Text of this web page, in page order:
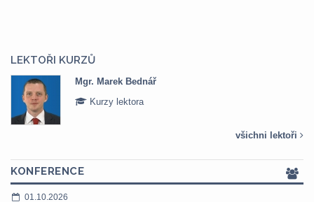
LEKTOŘI KURZŮ
Mgr. Marek Bednář
Kurzy lektora
všichni lektoři
KONFERENCE
01.10.2026